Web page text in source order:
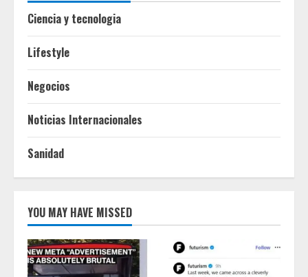
Ciencia y tecnologia
Lifestyle
Negocios
Noticias Internacionales
Sanidad
YOU MAY HAVE MISSED